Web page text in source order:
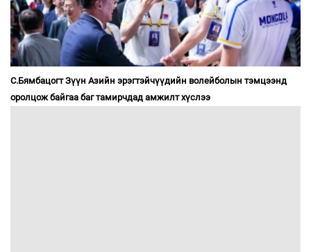
С.Бямбацогт Зүүн Азийн эрэгтэйчүүдийн волейболын тэмцээнд
оролцож байгаа баг тамирчдад амжилт хүслээ